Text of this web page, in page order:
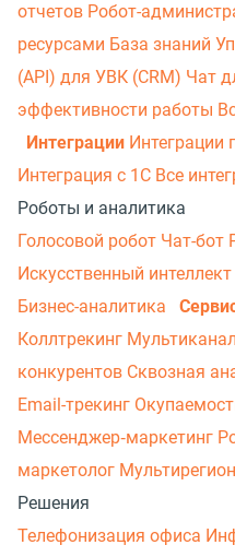
отчетов Робот-
ресурсами База знаний
(API) для УВК (CRM) Чат
эффективности работы
Интеграции Интеграции
Интеграция с 1С Все
Роботы и аналитика
Голосовой робот Чат-бот
Искусственный интеллект
Бизнес-аналитика
Коллтрекинг
конкурентов Сквозная
Email-трекинг
Мессенджер‑маркетинг
маркетолог
Решения
Телефонизация офиса